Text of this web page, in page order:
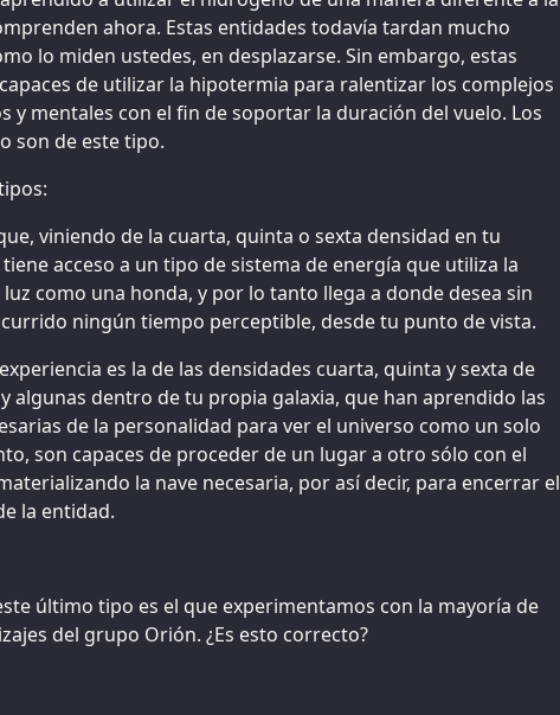
ahora. Estas entidades todavía tardan mucho
lo miden ustedes, en desplazarse. Sin embargo, estas
de utilizar la hipotermia para ralentizar los complejos
y mentales con el fin de soportar la duración del vuelo. Los
son de este tipo.
viniendo de la cuarta, quinta o sexta densidad en tu
acceso a un tipo de sistema de energía que utiliza la
como una honda, y por lo tanto llega a donde desea sin
ningún tiempo perceptible, desde tu punto de vista.
es la de las densidades cuarta, quinta y sexta de
algunas dentro de tu propia galaxia, que han aprendido las
de la personalidad para ver el universo como un solo
son capaces de proceder de un lugar a otro sólo con el
la nave necesaria, por así decir, para encerrar el
la entidad.
último tipo es el que experimentamos con la mayoría de
del grupo Orión. ¿Es esto correcto?